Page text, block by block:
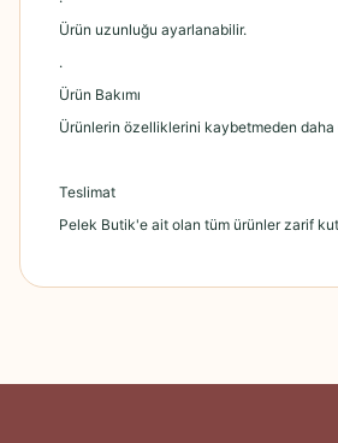
Ürün uzunluğu ayarlanabilir.
.
Ürün Bakımı
Ürünlerin özelliklerini kaybetmeden daha
Teslimat
Pelek Butik'e ait olan tüm ürünler zarif